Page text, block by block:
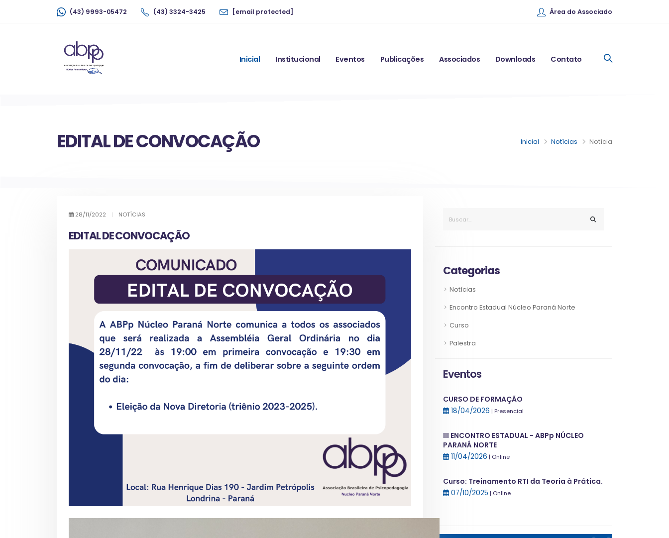
(43) 9993-05472 (43) 3324-3425 [email protected] Área do Associado
Inicial Institucional Eventos Publicações Associados Downloads Contato
EDITAL DE CONVOCAÇÃO Inicial Notícias Notícia
28/11/2022 | NOTÍCIAS
EDITAL DE CONVOCAÇÃO
Categorias
Notícias
Encontro Estadual Núcleo Paraná Norte
Curso
Palestra
Eventos
CURSO DE FORMAÇÃO
18/04/2026 | Presencial
III ENCONTRO ESTADUAL - ABPp NÚCLEO
PARANÁ NORTE
11/04/2026 | Online
Curso: Treinamento RTI da Teoria à Prática.
07/10/2025 | Online